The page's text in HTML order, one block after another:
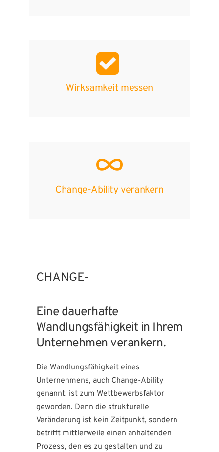
Wirksamkeit messen
Change-Ability verankern
CHANGE-
Eine dauerhafte
Wandlungsfähigkeit in Ihrem
Unternehmen verankern.
Die Wandlungsfähigkeit eines
Unternehmens, auch Change-Ability
genannt, ist zum Wettbewerbsfaktor
geworden. Denn die strukturelle
Veränderung ist kein Zeitpunkt, sondern
betrifft mittlerweile einen anhaltenden
Prozess, den es zu gestalten und zu